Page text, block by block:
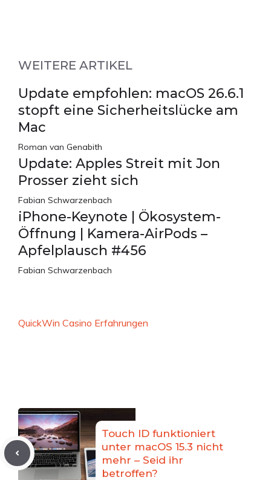
WEITERE ARTIKEL
Update empfohlen: macOS 26.6.1
stopft eine Sicherheitslücke am
Mac
Roman van Genabith
Update: Apples Streit mit Jon
Prosser zieht sich
Fabian Schwarzenbach
iPhone-Keynote | Ökosystem-
Öffnung | Kamera-AirPods –
Apfelplausch #456
Fabian Schwarzenbach
QuickWin Casino Erfahrungen
Touch ID funktioniert
unter macOS 15.3 nicht
mehr – Seid ihr
betroffen?